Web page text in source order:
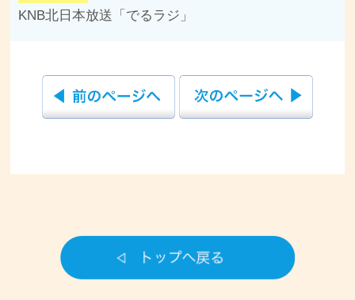
KNB北日本放送「でるラジ」